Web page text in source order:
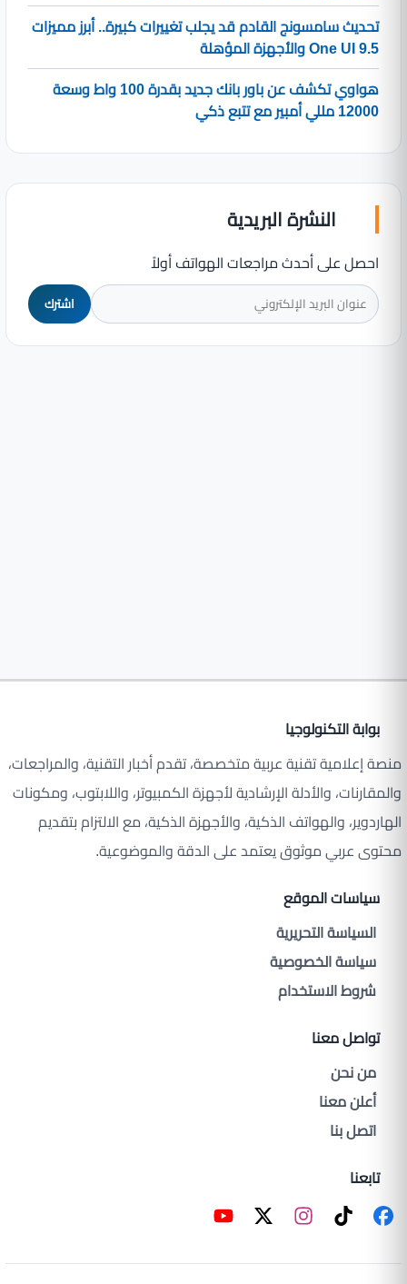
تحديث سامسونج القادم قد يجلب تغييرات كبيرة.. أبرز مميزات
One UI 9.5 والأجهزة المؤهلة
هواوي تكشف عن باور بانك جديد بقدرة 100 واط وسعة
12000 مللي أمبير مع تتبع ذكي
النشرة البريدية
احصل على أحدث مراجعات الهواتف أولاً
اشترك
بوابة التكنولوجيا
منصة إعلامية تقنية عربية متخصصة، تقدم أخبار التقنية، والمراجعات،
والمقارنات، والأدلة الإرشادية لأجهزة الكمبيوتر، واللابتوب، ومكونات
الهاردوير، والهواتف الذكية، والأجهزة الذكية، مع الالتزام بتقديم
محتوى عربي موثوق يعتمد على الدقة والموضوعية.
سياسات الموقع
السياسة التحريرية
سياسة الخصوصية
شروط الاستخدام
تواصل معنا
من نحن
أعلن معنا
اتصل بنا
تابعنا